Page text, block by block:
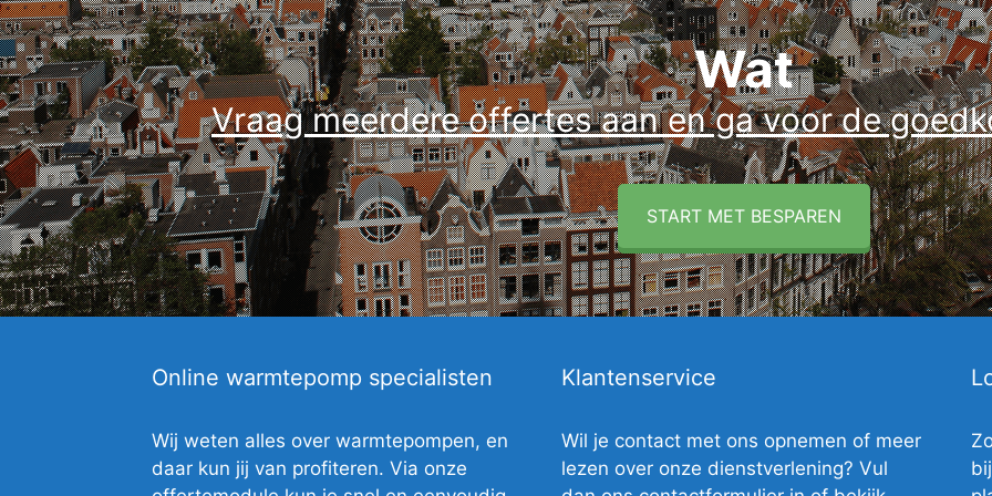
Wat
Vraag meerdere offertes aan en ga voor de
START MET BESPAREN
Online warmtepomp specialisten
Wij weten alles over warmtepompen, en
daar kun jij van profiteren. Via onze
Klantenservice
Wil je contact met ons opnemen of meer
lezen over onze dienstverlening? Vul